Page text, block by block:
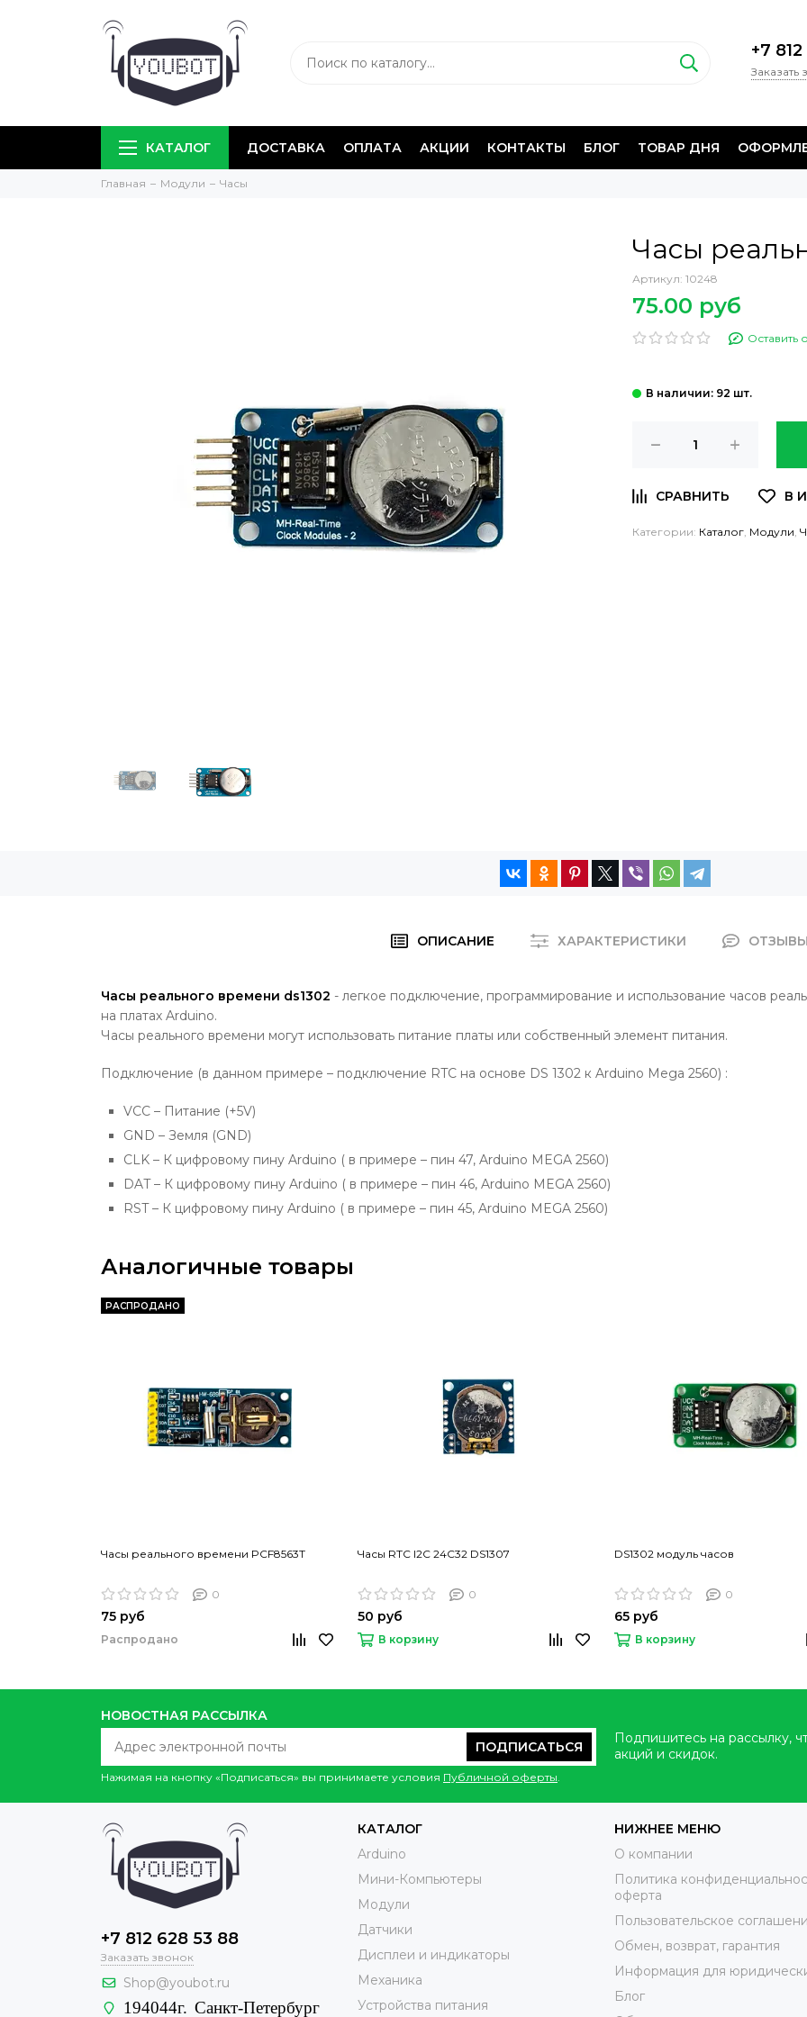
+7
Заказать
КАТАЛОГ ДОСТАВКА ОПЛАТА АКЦИИ КОНТАКТЫ БЛОГ ТОВАР ДНЯ
Главная Модули Часы
Часы
Артикул: 10248
75.00 руб
Оставить
: 92 шт.
Категории: Каталог, Модули,
ОПИСАНИЕ ХАРАКТЕРИСТИКИ ОТЗЫВЫ
Часы реального времени ds1302 - легкое подключение, программирование и использование часов
на платах Arduino.
Часы реального времени могут использовать питание платы или собственный элемент питания.
Подключение (в данном примере – подключение RTC на основе DS 1302 к Arduino Mega 2560) :
VCC – Питание (+5V)
GND – Земля (GND)
CLK – К цифровому пину Arduino ( в примере – пин 47, Arduino MEGA 2560)
DAT – К цифровому пину Arduino ( в примере – пин 46, Arduino MEGA 2560)
RST – К цифровому пину Arduino ( в примере – пин 45, Arduino MEGA 2560)
Аналогичные товары
РАСПРОДАНО
Часы реального времени PCF8563T
0
75 руб
Распродано
Часы RTC I2C 24C32 DS1307
0
50 руб
В корзину
DS1302 модуль часов
0
65 руб
В корзину
НОВОСТНАЯ РАССЫЛКА
ПОДПИСАТЬСЯ
Нажимая на кнопку «Подписаться» вы принимаете условия Публичной оферты.
Подпишитесь на рассылку,
акций и скидок.
+7 812 628 53 88
Заказать звонок
Shop@youbot.ru
194044г. Санкт-Петербург
КАТАЛОГ
Arduino
Мини-Компьютеры
Модули
Датчики
Дисплеи и индикаторы
Механика
Устройства питания
НИЖНЕЕ МЕНЮ
О компании
Политика
оферта
Пользовательское
Обмен, возврат, гарантия
Информация для
Блог